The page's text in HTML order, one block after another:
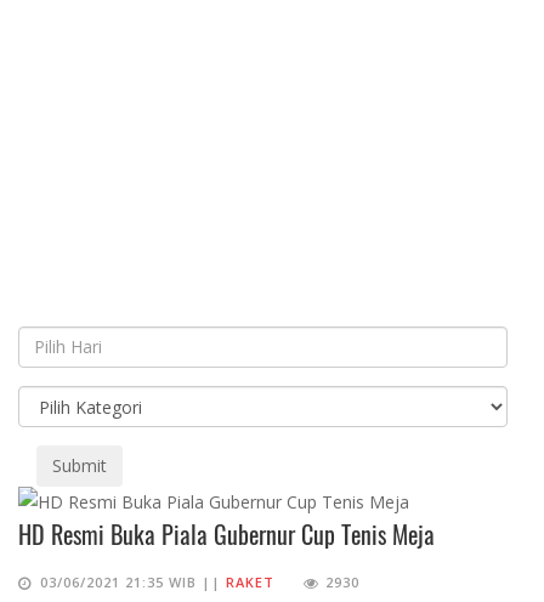
Submit
HD Resmi Buka Piala Gubernur Cup Tenis Meja
03/06/2021 21:35 WIB || RAKET 2930